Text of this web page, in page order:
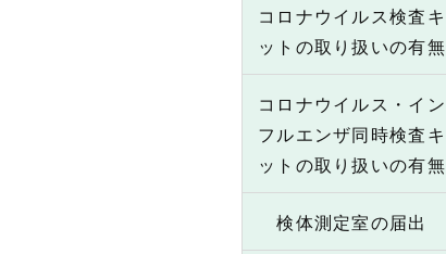
コロナウイルス検査キ
ットの取り扱いの有無
コロナウイルス・イン
フルエンザ同時検査キ
ットの取り扱いの有無
検体測定室の届出